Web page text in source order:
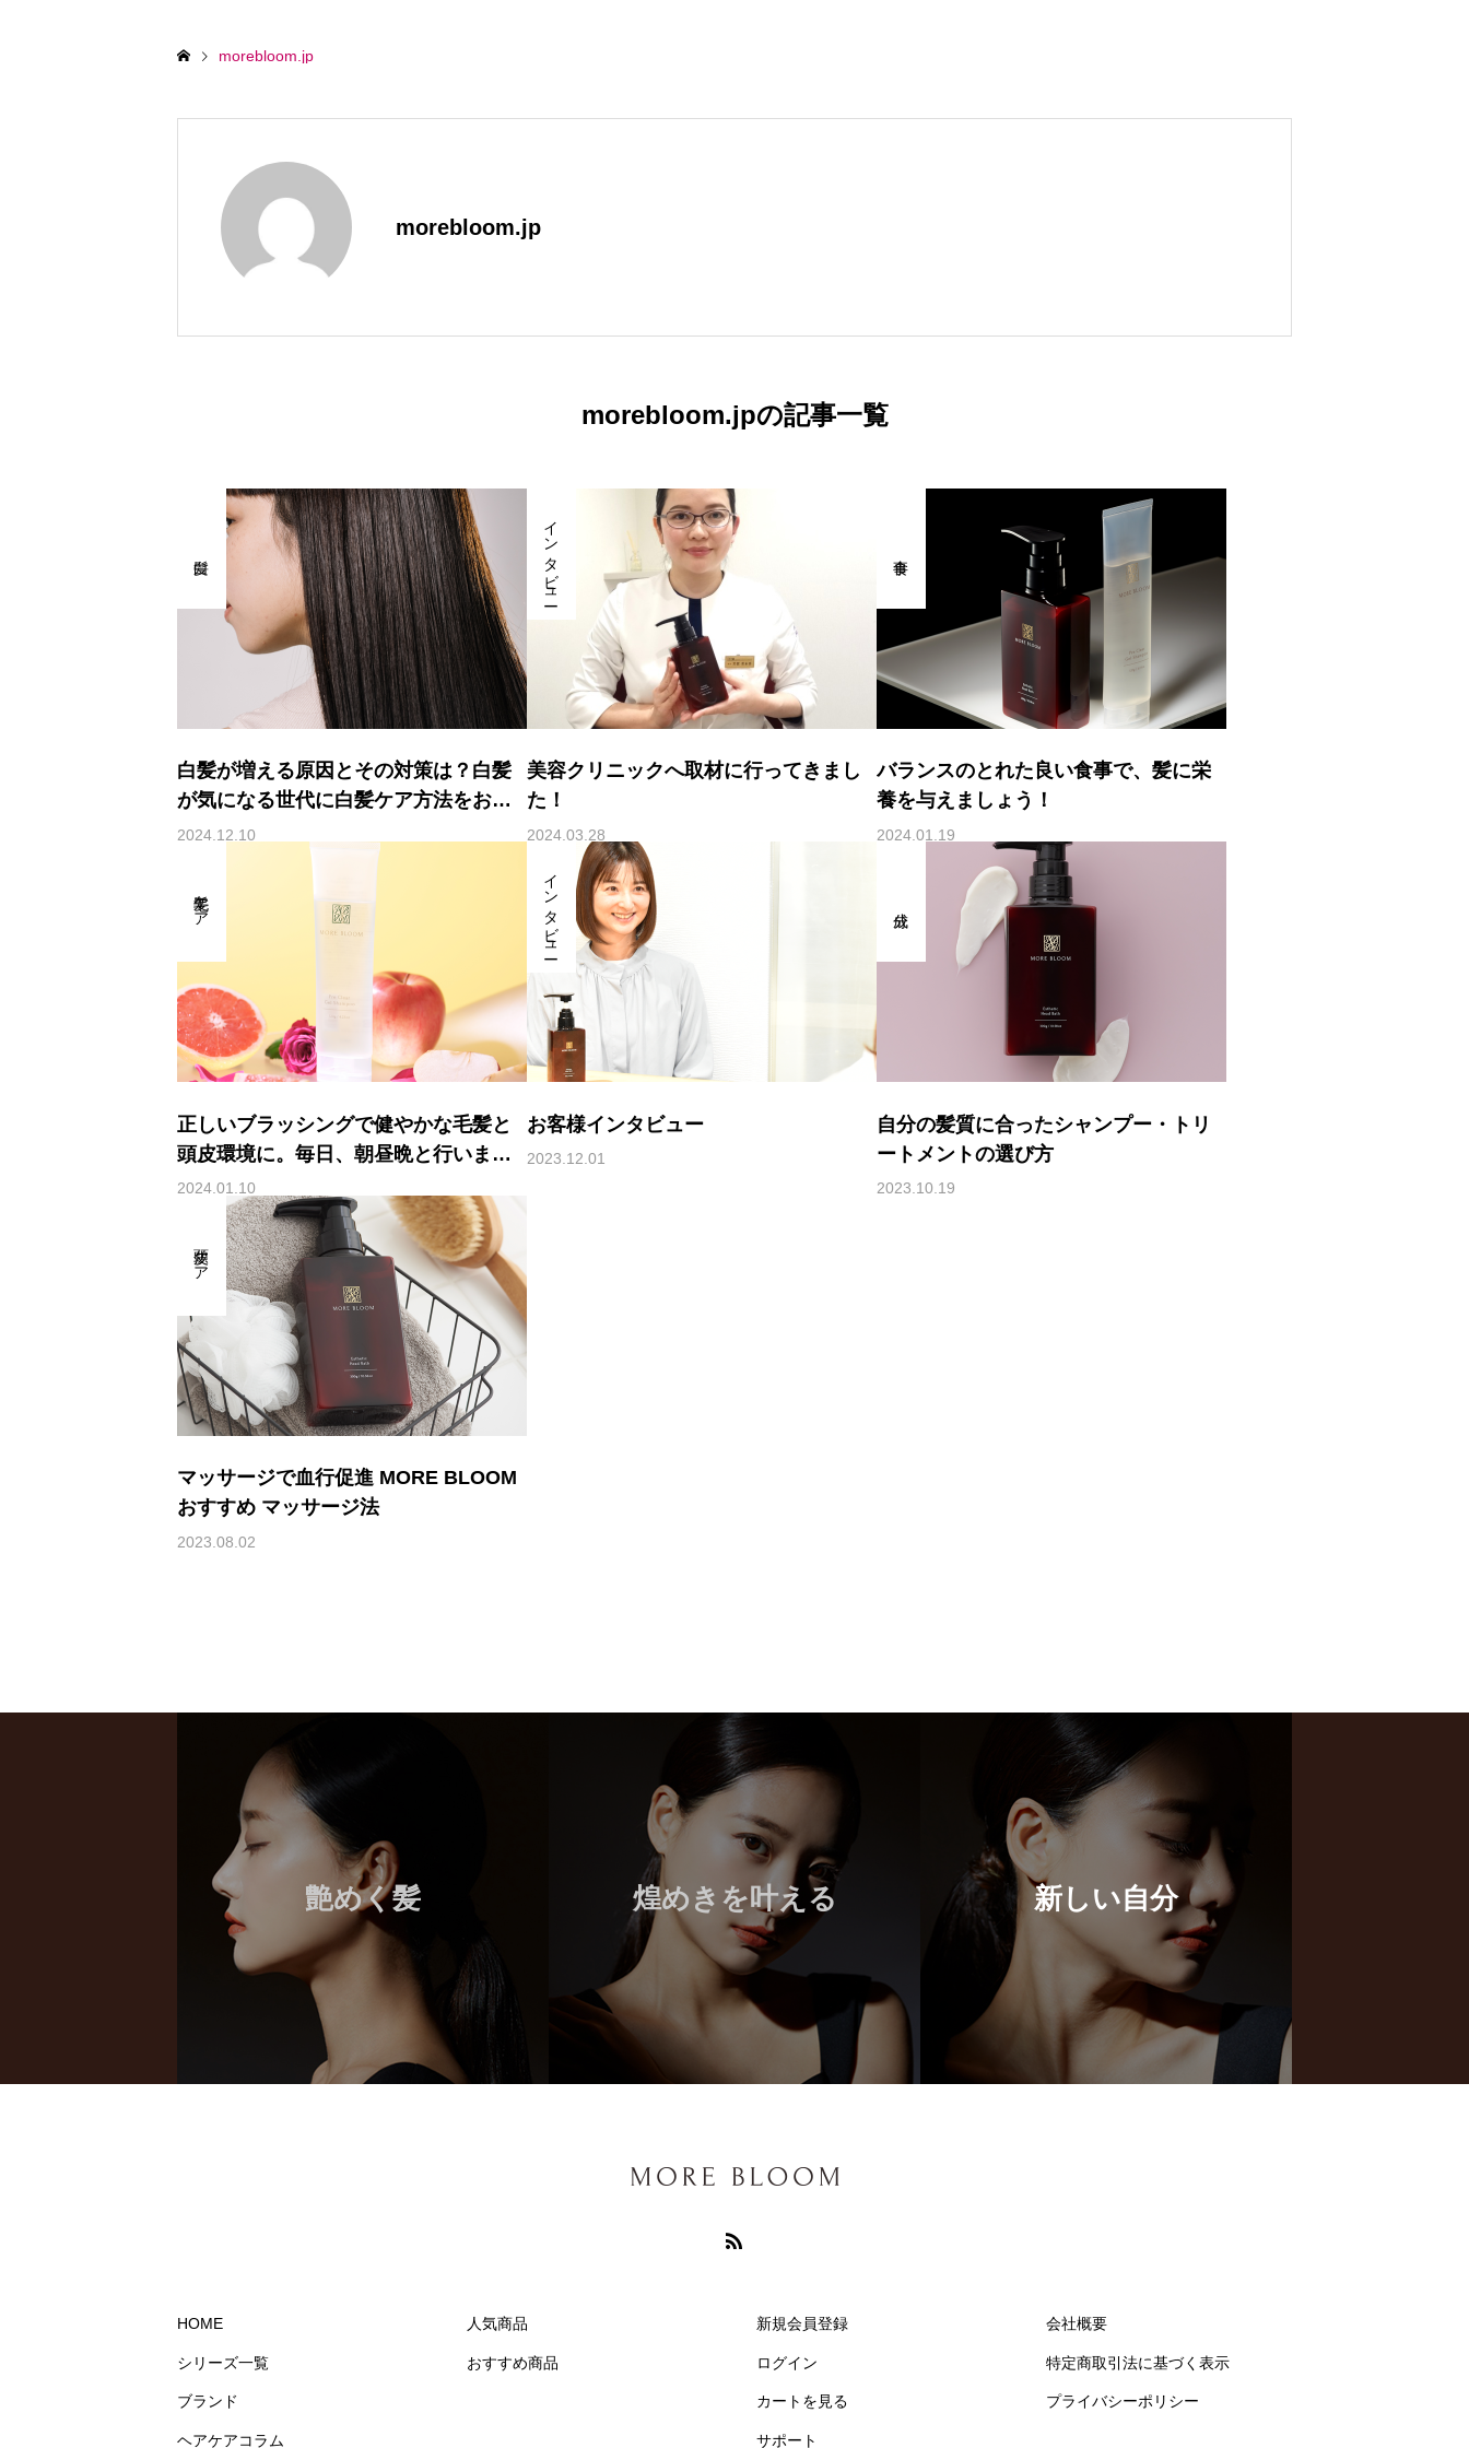
morebloom.jp
morebloom.jp
morebloom.jpの記事一覧
白髪が増える原因とその対策は？白髪
が気になる世代に白髪ケア方法をお教
えします
2024.12.10
美容クリニックへ取材に行ってきまし
た！
2024.03.28
インタビュー
バランスのとれた良い食事で、髪に栄
養を与えましょう！
2024.01.19
正しいブラッシングで健やかな毛髪と
頭皮環境に。毎日、朝昼晩と行いまし
ょう！
2024.01.10
毛髪ケア
お客様インタビュー
2023.12.01
インタビュー
自分の髪質に合ったシャンプー・トリ
ートメントの選び方
2023.10.19
マッサージで血行促進 MORE BLOOM
おすすめ マッサージ法
2023.08.02
頭皮ケア
艶めく髪 煌めきを叶える 新しい自分
HOME
シリーズ一覧
ブランド
ヘアケアコラム
人気商品
おすすめ商品
新規会員登録
ログイン
カートを見る
サポート
会社概要
特定商取引法に基づく表示
プライバシーポリシー